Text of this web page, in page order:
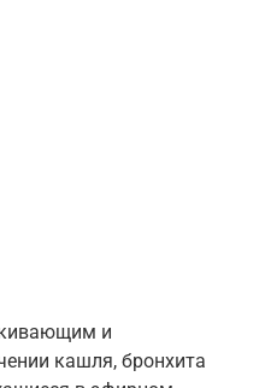
и
кашля, бронхита